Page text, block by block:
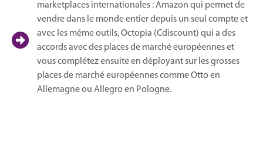
marketplaces internationales : Amazon qui permet de
vendre dans le monde entier depuis un seul compte et
avec les même outils, Octopia (Cdiscount) qui a des
accords avec des places de marché européennes et
vous complétez ensuite en déployant sur les grosses
places de marché européennes comme Otto en
Allemagne ou Allegro en Pologne.